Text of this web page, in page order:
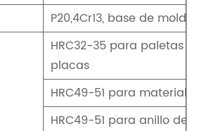
P20,4Cr13, base de
HRC32-35 para paletas
placas
HRC49-51 para material
HRC49-51 para anillo